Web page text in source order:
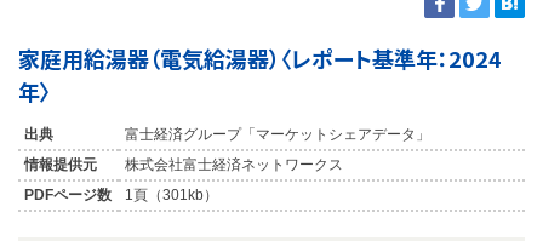
家庭用給湯器（電気給湯器）〈レポート基準年：2024
年〉
出典
富士経済グループ「マーケットシェアデータ」
情報提供元
株式会社富士経済ネットワークス
PDFページ数
1頁（301kb）